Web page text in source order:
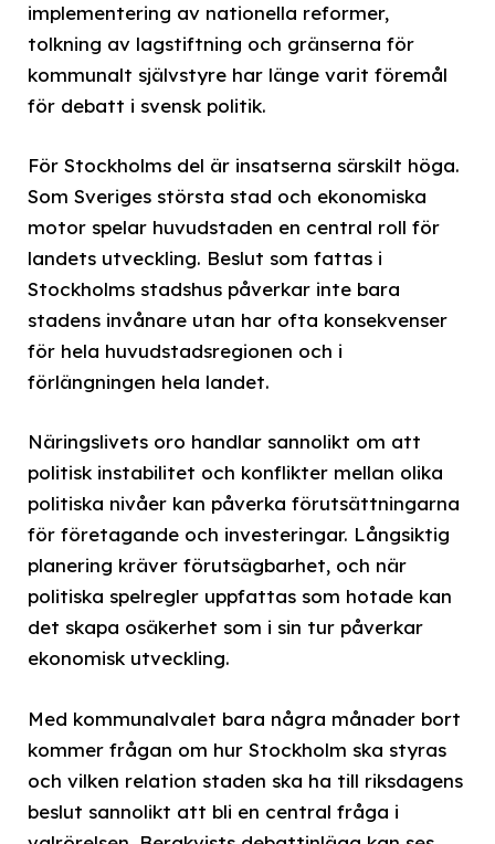
implementering av nationella reformer,
tolkning av lagstiftning och gränserna för
kommunalt självstyre har länge varit föremål
för debatt i svensk politik.
För Stockholms del är insatserna särskilt höga.
Som Sveriges största stad och ekonomiska
motor spelar huvudstaden en central roll för
landets utveckling. Beslut som fattas i
Stockholms stadshus påverkar inte bara
stadens invånare utan har ofta konsekvenser
för hela huvudstadsregionen och i
förlängningen hela landet.
Näringslivets oro handlar sannolikt om att
politisk instabilitet och konflikter mellan olika
politiska nivåer kan påverka förutsättningarna
för företagande och investeringar. Långsiktig
planering kräver förutsägbarhet, och när
politiska spelregler uppfattas som hotade kan
det skapa osäkerhet som i sin tur påverkar
ekonomisk utveckling.
Med kommunalvalet bara några månader bort
kommer frågan om hur Stockholm ska styras
och vilken relation staden ska ha till riksdagens
beslut sannolikt att bli en central fråga i